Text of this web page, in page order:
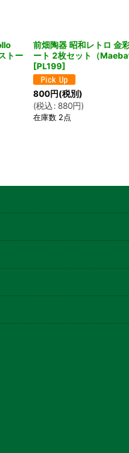
トー
前畑陶器 昭和レトロ 金
ート 2枚セット（
[PL199]
800円(税別)
(税込 : 880円)
在庫数 2点